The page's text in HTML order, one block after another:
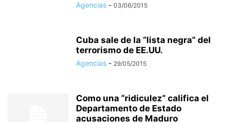
Agencias - 03/06/2015
Cuba sale de la “lista negra” del
terrorismo de EE.UU.
Agencias - 29/05/2015
Como una “ridiculez” califica el
Departamento de Estado
acusaciones de Maduro